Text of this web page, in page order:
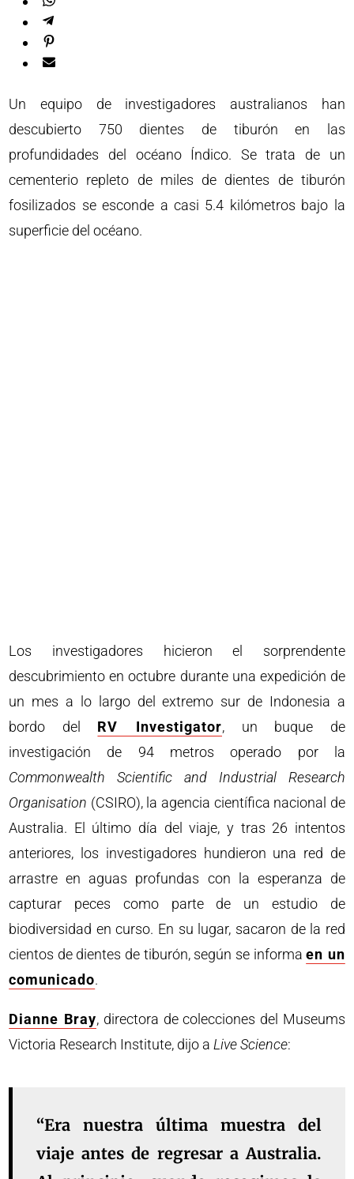
Un equipo de investigadores australianos han
descubierto 750 dientes de tiburón en las
profundidades del océano Índico. Se trata de un
cementerio repleto de miles de dientes de tiburón
fosilizados se esconde a casi 5.4 kilómetros bajo la
superficie del océano.
Los investigadores hicieron el sorprendente
descubrimiento en octubre durante una expedición de
un mes a lo largo del extremo sur de Indonesia a
bordo del RV Investigator, un buque de
investigación de 94 metros operado por la
Commonwealth Scientific and Industrial Research
Organisation (CSIRO), la agencia científica nacional de
Australia. El último día del viaje, y tras 26 intentos
anteriores, los investigadores hundieron una red de
arrastre en aguas profundas con la esperanza de
capturar peces como parte de un estudio de
biodiversidad en curso. En su lugar, sacaron de la red
cientos de dientes de tiburón, según se informaen un
comunicado.
Dianne Bray, directora de colecciones del Museums
Victoria Research Institute, dijo a Live Science:
“Era nuestra última muestra del
viaje antes de regresar a Australia.